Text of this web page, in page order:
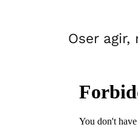
Oser